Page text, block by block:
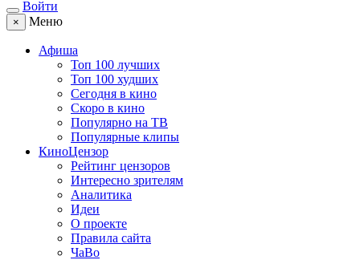
Войти
× Меню
Афиша
Топ 100 лучших
Топ 100 худших
Сегодня в кино
Скоро в кино
Популярно на ТВ
Популярные клипы
КиноЦензор
Рейтинг цензоров
Интересно зрителям
Аналитика
Идеи
О проекте
Правила сайта
ЧаВо